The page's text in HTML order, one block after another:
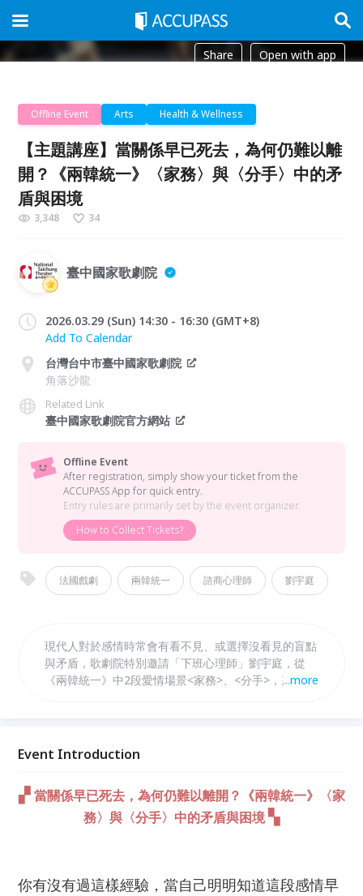
Share Open with app
Offline Event Arts Health & Wellness
【主題講座】當關係早已死去，為何仍難以離
開？《兩韓統一》〈家務〉與〈分手〉中的矛
盾與困境
3,348 34
臺中國家歌劇院
2026.03.29 (Sun) 14:30 - 16:30 (GMT+8)
Add To Calendar
台灣台中市臺中國家歌劇院
角落沙龍
Related Link
臺中國家歌劇院官方網站
Offline Event
After registration, simply show your ticket from the
ACCUPASS App for quick entry.
Entry rules are primarily set by the event organizer.
How to Collect Tickets?
法國戲劇 兩韓統一 諮商心理師 劉宇庭
現代人對於感情時常會有看不見、或選擇沒看見的盲點
與矛盾，歌劇院特別邀請「下班心理師」劉宇庭，從
《兩韓統一》中2段愛情場景<家務>、<分手>，來探討
...more
Event Introduction
▞ 當關係早已死去，為何仍難以離開？ 《兩韓統一》〈家
務〉與〈分手〉中的矛盾與困境▚
你有沒有過這樣經驗，當自己明明知道這段感情早